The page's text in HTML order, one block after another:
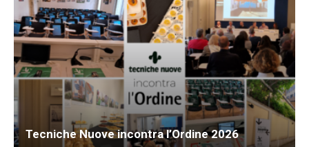
Tecniche Nuove incontra l’Ordine 2026